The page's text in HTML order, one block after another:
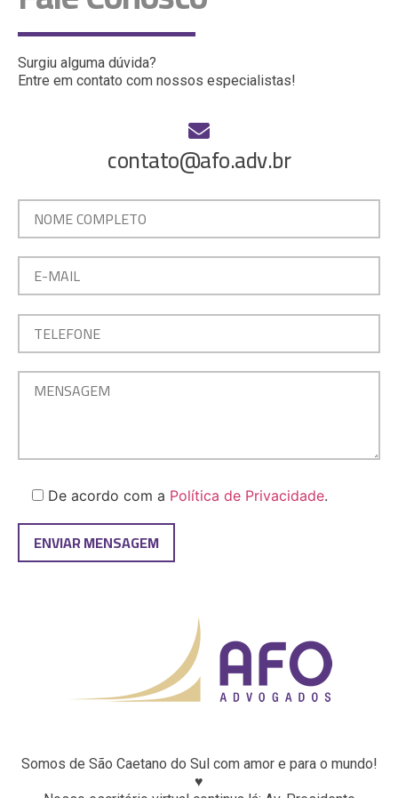
Surgiu alguma dúvida?
Entre em contato com nossos especialistas!
contato@afo.adv.br
De acordo com a Política de Privacidade.
Somos de São Caetano do Sul com amor e para o mundo!
♥